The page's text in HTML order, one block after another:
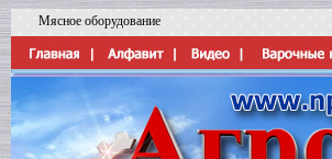
Мясное оборудование